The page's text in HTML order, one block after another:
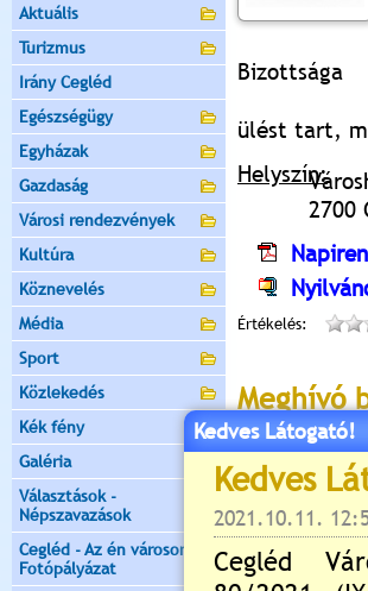
Aktuális
Turizmus
Irány Cegléd
Egészségügy
Egyházak
Gazdaság
Városi rendezvények
Kultúra
Köznevelés
Média
Sport
Közlekedés
Kék fény
Galéria
Választások -
Népszavazások
Cegléd - Az én városom -
Fotópályázat
Bizottsága
ülést tart,
Helyszín:
2700
Értékelés:
Meghívó
2025.10.09.
Kedves Látogató!